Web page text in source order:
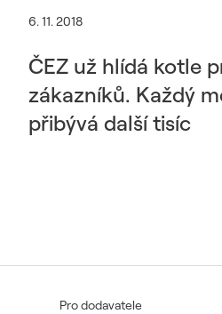
6. 11. 2018
ČEZ už hlídá kotle
zákazníků. Každý
přibývá další tisíc
Pro dodavatele